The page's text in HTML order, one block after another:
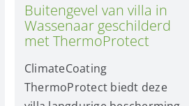
Buitengevel van villa in
Wassenaar geschilderd
met ThermoProtect
ClimateCoating
ThermoProtect biedt deze